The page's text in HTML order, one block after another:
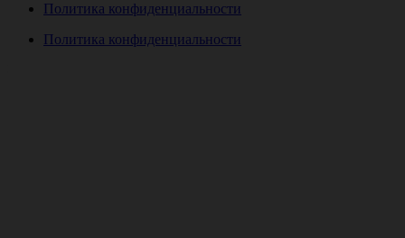
Политика конфиденциальности
Политика конфиденциальности